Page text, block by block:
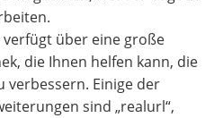
verfügt über eine große
die Ihnen helfen kann, die
verbessern. Einige der
sind „realurl“,